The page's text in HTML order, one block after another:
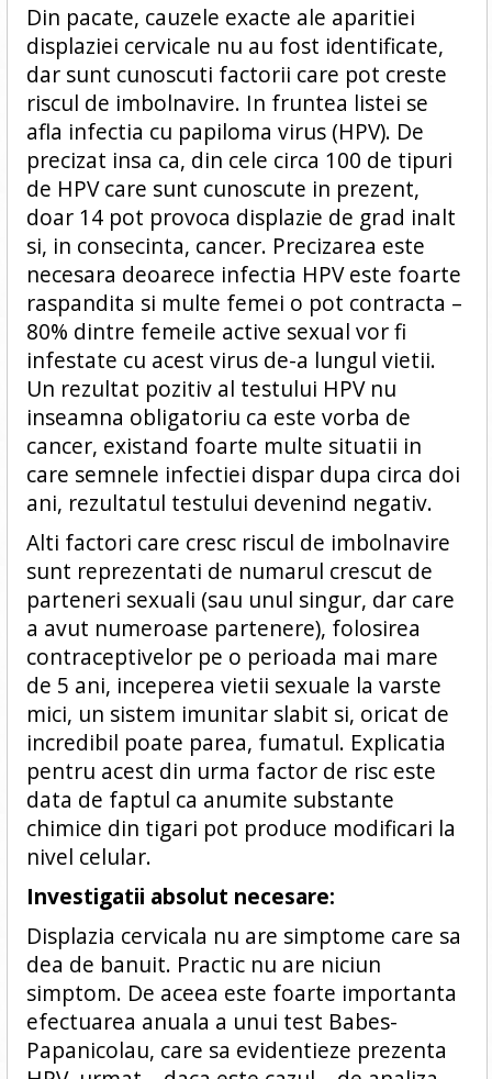
Din pacate, cauzele exacte ale aparitiei
displaziei cervicale nu au fost identificate,
dar sunt cunoscuti factorii care pot creste
riscul de imbolnavire. In fruntea listei se
afla infectia cu papiloma virus (HPV). De
precizat insa ca, din cele circa 100 de tipuri
de HPV care sunt cunoscute in prezent,
doar 14 pot provoca displazie de grad inalt
si, in consecinta, cancer. Precizarea este
necesara deoarece infectia HPV este foarte
raspandita si multe femei o pot contracta –
80% dintre femeile active sexual vor fi
infestate cu acest virus de-a lungul vietii.
Un rezultat pozitiv al testului HPV nu
inseamna obligatoriu ca este vorba de
cancer, existand foarte multe situatii in
care semnele infectiei dispar dupa circa doi
ani, rezultatul testului devenind negativ.
Alti factori care cresc riscul de imbolnavire
sunt reprezentati de numarul crescut de
parteneri sexuali (sau unul singur, dar care
a avut numeroase partenere), folosirea
contraceptivelor pe o perioada mai mare
de 5 ani, inceperea vietii sexuale la varste
mici, un sistem imunitar slabit si, oricat de
incredibil poate parea, fumatul. Explicatia
pentru acest din urma factor de risc este
data de faptul ca anumite substante
chimice din tigari pot produce modificari la
nivel celular.
Investigatii absolut necesare:
Displazia cervicala nu are simptome care sa
dea de banuit. Practic nu are niciun
simptom. De aceea este foarte importanta
efectuarea anuala a unui test Babes-
Papanicolau, care sa evidentieze prezenta